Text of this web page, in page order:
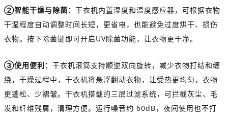
②智能干燥与除菌： 干衣机内置湿度和温度感应器，可根据衣物
干湿程度自动调整时间长短，更省电，也能避免过度烘干、损伤
衣物。按下除菌键即可开启UV除菌功能，让衣物更干净。
③使用便利： 干衣机滚筒支持顺逆双向旋转，减少衣物打结和缠
绕， 干燥过程中，干衣机将悬浮翻动衣物， 让受热更均匀，衣物
更蓬松、少褶皱。 干衣机搭载的三层过滤系统，可拦截灰尘、毛
发和纤维残屑 ，清理方便。运行噪音约 60dB，夜间使用也不打